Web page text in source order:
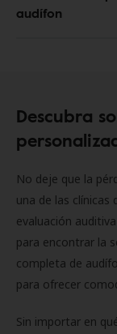
audífon
Descubra
No deje que la
una de las clínicas
evaluación
para encontrar la
completa de
para ofrecer
Sin importar en